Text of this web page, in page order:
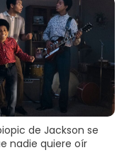
de Jackson se
nadie quiere oír